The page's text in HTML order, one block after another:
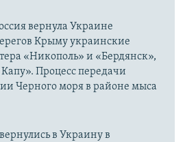
вернула Украине
Крыму украинские
«Никополь» и «Бердянск»,
Процесс передачи
Черного моря в районе мыса
в Украину в